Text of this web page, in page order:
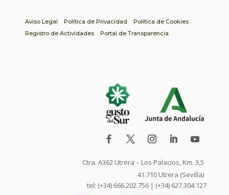
Aviso Legal Política de Privacidad
Política de Cookies
Registro de Actividades
Portal de Transparencia
Ctra. A362 Utrera – Los Palacios, Km. 3,5
41.710 Utrera (Sevilla)
tel: (+34) 666.202.756 | (+34) 627.304.127